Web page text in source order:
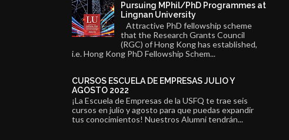
Pursuing MPhil/PhD Programmes at
Lingnan University
Attractive PhD fellowship scheme
that the Research Grants Council
(RGC) of Hong Kong has established,
i.e. Hong Kong PhD Fellowship Schem...
CURSOS ESCUELA DE EMPRESAS JULIO Y
AGOSTO 2022
¡La Escuela de Empresas de la USFQ te trae seis
cursos en julio y agosto para que puedas expandir
tus conocimientos! Nuestros Alumni tendrán...